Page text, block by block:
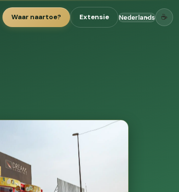
Waar naartoe? Extensie ☕